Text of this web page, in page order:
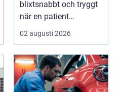
blixtsnabbt och tryggt
när en patient
drabbas...
02 augusti 2026